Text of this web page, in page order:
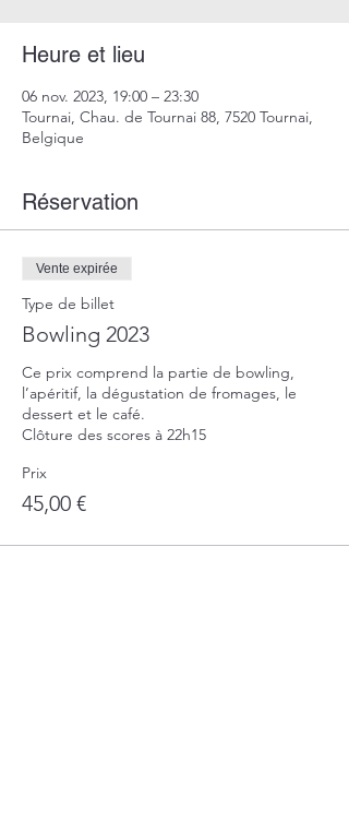
Heure et lieu
06 nov. 2023, 19:00 – 23:30
Tournai, Chau. de Tournai 88, 7520 Tournai,
Belgique
Réservation
Vente expirée
Type de billet
Bowling 2023
Ce prix comprend la partie de bowling,
l’apéritif, la dégustation de fromages, le
dessert et le café.
Prix
45,00 €